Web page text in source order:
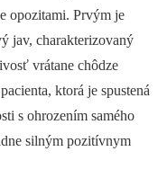
opozitami. Prvým je
jav, charakterizovaný
vrátane chôdze
ktorá je spustená
s ohrozením samého
silným pozitívnym